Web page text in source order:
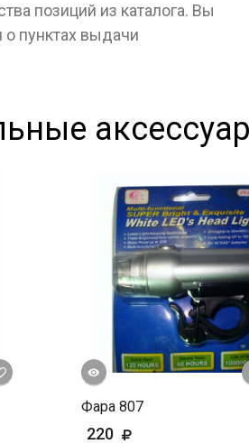
позиций из каталога. Вы
пунктах выдачи
+ К сравнению
В избранное
просмотр
Фара 807
220